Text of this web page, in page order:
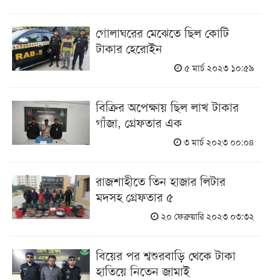
গোলাঘরের মেঝেতে ছিল কোটি
টাকার হেরোইন
৫ মার্চ ২০২৩ ১০:৫৯
বিক্রির অপেক্ষায় ছিল লাখ টাকার
গাঁজা, গ্রেফতার এক
৩ মার্চ ২০২৩ ০০:০৪
রাজশাহীতে তিন হাজার লিটার
মদসহ গ্রেফতার ৫
২০ ফেব্রুয়ারি ২০২৩ ০৩:৩২
বিয়ের পর শ্বশুরবাড়ি থেকে টাকা
হাতিয়ে নিতেন জামাই